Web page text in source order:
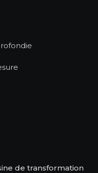
de transformation